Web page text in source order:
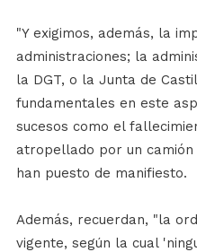
"Y exigimos, además, la
administraciones; la
la DGT, o la Junta de
fundamentales en este
sucesos como el
atropellado por un
han puesto de manifiesto.
Además, recuerdan, "la
vigente, según la cual